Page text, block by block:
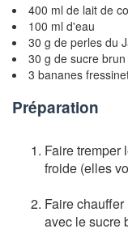
400 ml de lait de
100 ml d'eau
30 g de perles du
30 g de sucre brun
3 bananes
Préparation
Faire tremper
froide (elles
Faire
avec le sucre